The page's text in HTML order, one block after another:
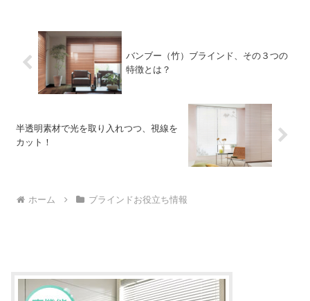
バンブー（竹）ブラインド、その３つの
特徴とは？
半透明素材で光を取り入れつつ、視線を
カット！
ホーム ブラインドお役立ち情報